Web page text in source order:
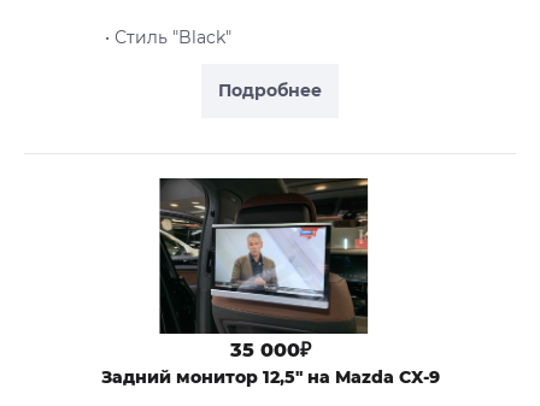
Подробнее
• Стиль "Black"
35 000₽
Задний монитор 12,5" на Mazda CX-9